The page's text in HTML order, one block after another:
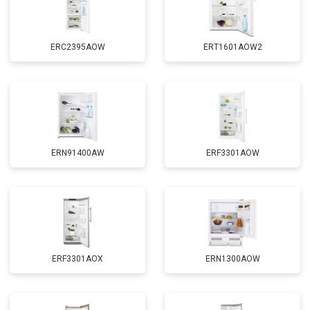
ERC2395AOW ERT1601AOW2
ERN91400AW ERF3301AOW
ERF3301AOX ERN1300AOW